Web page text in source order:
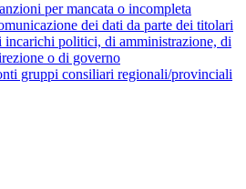
per mancata o incompleta
dei dati da parte dei titolari
incarichi politici, di amministrazione, di
o di governo
gruppi consiliari regionali/provinciali